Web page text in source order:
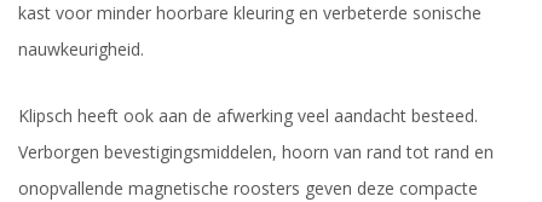
kast voor minder hoorbare kleuring en verbeterde sonische
nauwkeurigheid.
Klipsch heeft ook aan de afwerking veel aandacht besteed.
Verborgen bevestigingsmiddelen, hoorn van rand tot rand en
onopvallende magnetische roosters geven deze compacte